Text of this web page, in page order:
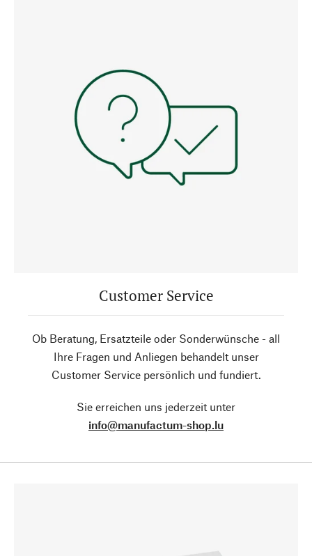
Customer Service
Ob Beratung, Ersatzteile oder Sonderwünsche - all
Ihre Fragen und Anliegen behandelt unser
Customer Service persönlich und fundiert.
Sie erreichen uns jederzeit unter
info@manufactum-shop.lu